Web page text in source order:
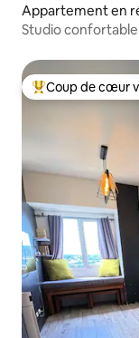
Appartement en
Studio
Coups de cœur
Coup de cœur